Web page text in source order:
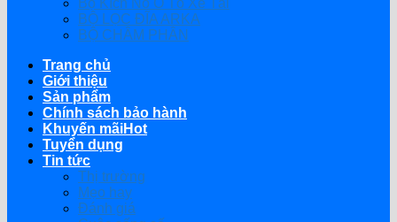
Bộ Kích Nổ Ô Tô Xe Tải
BỘ LỌC ĐĨA ARKA
BỘ CHÂM PHÂN
Trang chủ
Giới thiệu
Sản phẩm
Chính sách bảo hành
Khuyến mãi
Tuyển dụng
Tin tức
Thị trường
Mẹo hay
Đánh giá